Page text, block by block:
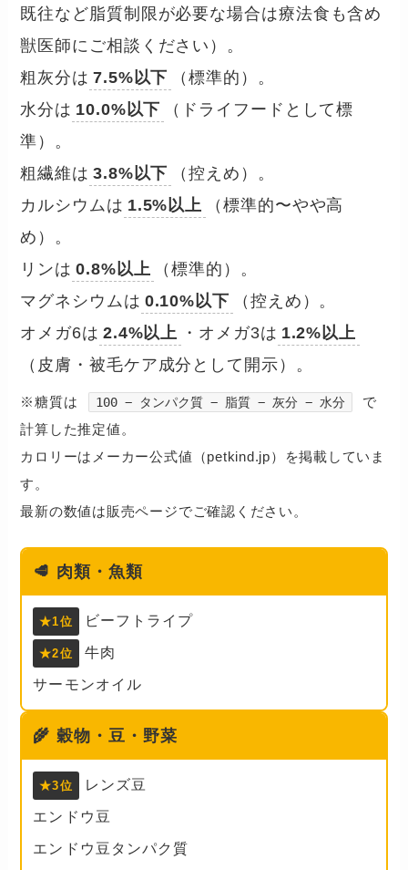
既往など脂質制限が必要な場合は療法食も含め
獣医師にご相談ください）。
粗灰分は 7.5%以下
（標準的）。
水分は 10.0%以下
（ドライフードとして標
準）。
粗繊維は 3.8%以下
（控えめ）。
カルシウムは 1.5%以上
（標準的〜やや高
め）。
リンは 0.8%以上
（標準的）。
マグネシウムは 0.10%以下
（控えめ）。
オメガ6は 2.4%以上 ・オメガ3は 1.2%以上
（皮膚・被毛ケア成分として開示）。
※糖質は 100 − タンパク質 − 脂質 − 灰分 − 水分
で
計算した推定値。
カロリーはメーカー公式値（petkind.jp）を掲載していま
す。
最新の数値は販売ページでご確認ください。
🥩 肉類・魚類
★1位 ビーフトライプ
★2位
牛肉
サーモンオイル
🌾 穀物・豆・野菜
★3位
レンズ豆
エンドウ豆
エンドウ豆タンパク質